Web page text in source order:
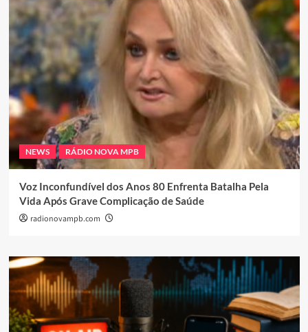
NEWS RÁDIO NOVA MPB
Voz Inconfundível dos Anos 80 Enfrenta Batalha Pela
Vida Após Grave Complicação de Saúde
radionovampb.com